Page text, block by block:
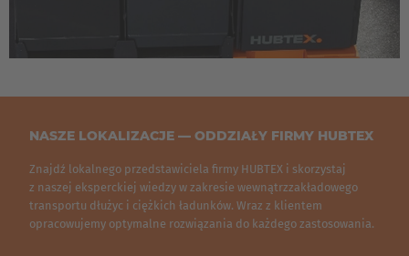
Österreich
Polska
Polski
Türkiye
NASZE LOKALIZACJE — ODDZIAŁY FIRMY HUBTEX
Znajdź lokalnego przedstawiciela firmy HUBTEX i skorzystaj
z naszej eksperckiej wiedzy w zakresie wewnątrzzakładowego
transportu dłużyc i ciężkich ładunków. Wraz z klientem
opracowujemy optymalne rozwiązania do każdego zastosowania.